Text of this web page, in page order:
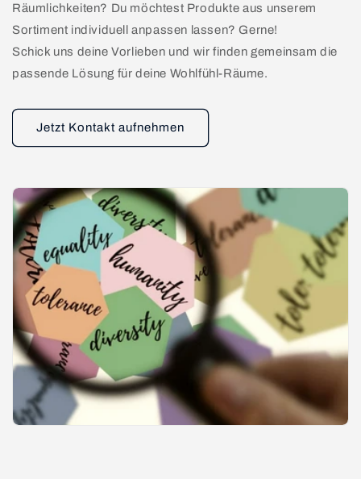
Räumlichkeiten? Du möchtest Produkte aus unserem
Sortiment individuell anpassen lassen? Gerne!
Schick uns deine Vorlieben und wir finden gemeinsam die
passende Lösung für deine Wohlfühl-Räume.
Jetzt Kontakt aufnehmen